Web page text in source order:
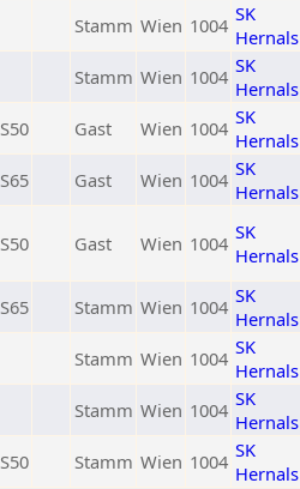
Stamm Wien 1004 SK
Hernals
Stamm Wien 1004 SK
Hernals
S50 Gast Wien 1004 SK
Hernals
S65 Gast Wien 1004 SK
Hernals
S50 Gast Wien 1004 SK
Hernals
S65 Stamm Wien 1004 SK
Hernals
Stamm Wien 1004 SK
Hernals
Stamm Wien 1004 SK
Hernals
S50 Stamm Wien 1004 SK
Hernals